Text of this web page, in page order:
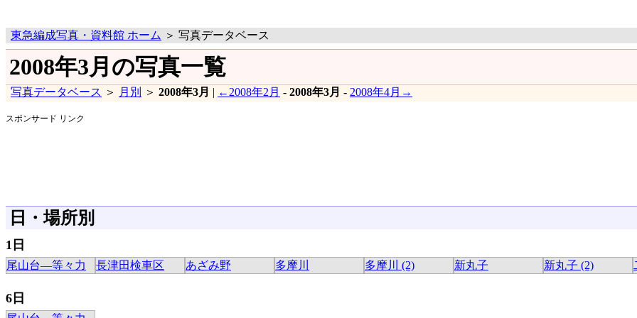
東急編成写真・資料館 ホーム ＞ 写真データベース
2008年3月の写真一覧
写真データベース ＞ 月別 ＞ 2008年3月 | ←2008年2月 - 2008年3月 - 2008年4月→
スポンサード リンク
日・場所別
1日
尾山台―等々力 長津田検車区 あざみ野 多摩川 多摩川 (2) 新丸子 新丸子 (2)
6日